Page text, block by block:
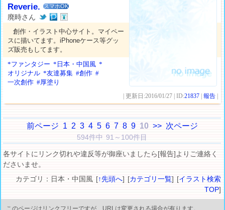
Reverie. スマホOK
廃時さん
創作・イラスト中心サイト。マイペー
スに描いてます。iPhoneケース等グッ
ズ販売もしてます。
*ファンタジー *日本・中国風 *
オリジナル *友達募集 #創作 #
一次創作 #厚塗り
| 更新日:2016/01/27 | ID:21837 |報告
前ページ 1 2 3 4 5 6 7 8 9 10 >> 次ページ
594件中 91～100件目
各サイトにリンク切れや違反等が御座いましたら[報告]よりご連絡く
ださいませ。
カテゴリ：日本・中国風 [↑先頭へ] [カテゴリ一覧] [イラスト検索
TOP]
このページはリンクフリーですが、URLは変更される場合が有ります。